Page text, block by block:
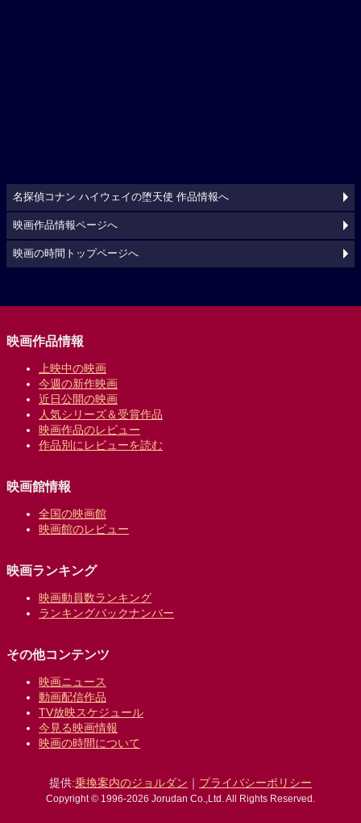
名探偵コナン ハイウェイの堕天使 作品情報へ
映画作品情報ページへ
映画の時間トップページへ
映画作品情報
上映中の映画
今週の新作映画
近日公開の映画
人気シリーズ＆受賞作品
映画作品のレビュー
作品別にレビューを読む
映画館情報
全国の映画館
映画館のレビュー
映画ランキング
映画動員数ランキング
ランキングバックナンバー
その他コンテンツ
映画ニュース
動画配信作品
TV放映スケジュール
今見る映画情報
映画の時間について
提供:乗換案内のジョルダン ｜ プライバシーポリシー
Copyright © 1996-2026 Jorudan Co.,Ltd. All Rights Reserved.